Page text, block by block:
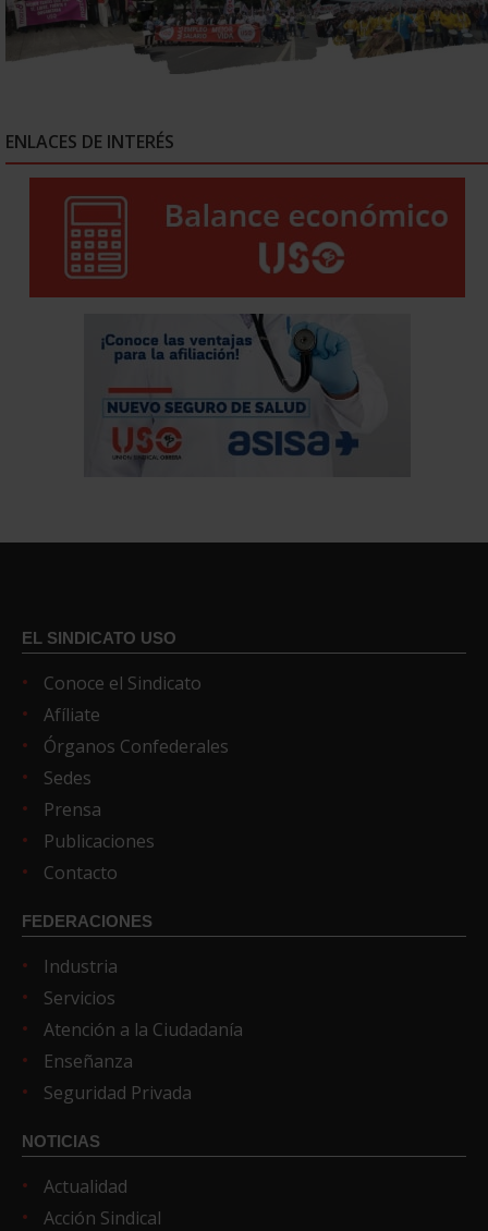
ENLACES DE INTERÉS
EL SINDICATO USO
Conoce el Sindicato
Afíliate
Órganos Confederales
Sedes
Prensa
Publicaciones
Contacto
FEDERACIONES
Industria
Servicios
Atención a la Ciudadanía
Enseñanza
Seguridad Privada
NOTICIAS
Actualidad
Acción Sindical